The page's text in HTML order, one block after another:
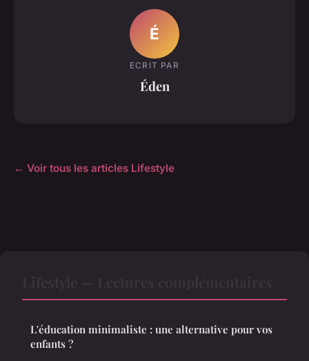
É
ECRIT PAR
Éden
← Voir tous les articles Lifestyle
L'éducation minimaliste : une alternative pour vos
enfants ?